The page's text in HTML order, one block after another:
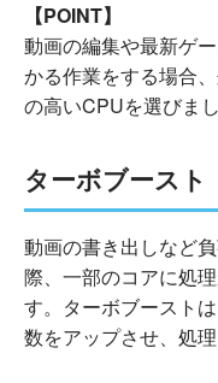
【POINT】
動画の編集や最新ゲ
かる作業をする場合
の高いCPUを選びまし
ターボブースト
動画の書き出しなど
際、一部のコアに処
す。ターボブースト
数をアップさせ、処